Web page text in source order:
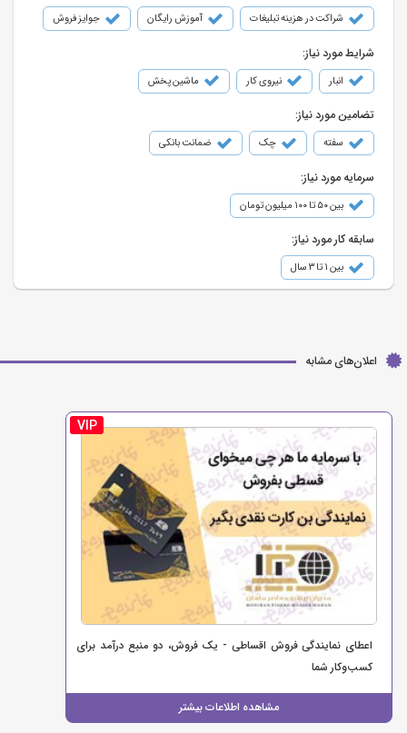
شراکت در هزینه تبلیغات آموزش رایگان جوایز فروش
شرایط مورد نیاز:
انبار نیروی کار ماشین پخش
تضامین مورد نیاز:
سفته چک ضمانت بانکی
سرمایه مورد نیاز:
بین ۵۰ تا ۱۰۰ میلیون تومان
سابقه کار مورد نیاز:
بین ۱ تا ۳ سال
اعلان‌های مشابه
VIP
اعطای نمایندگی فروش اقساطی - یک فروش، دو منبع درآمد برای
کسب‌وکار شما
مشاهده اطلاعات بیشتر